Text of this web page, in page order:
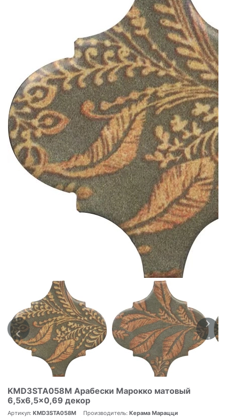
KMD3STA058M Арабески Марокко матовый
6,5x6,5x0,69 декор
Артикул: KMD3STA058M Производитель: Керама Марацци